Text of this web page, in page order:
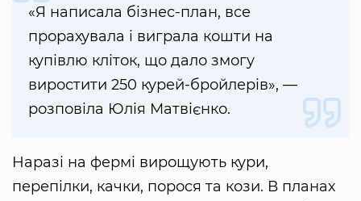
«Я написала бізнес-план, все
прорахувала і виграла кошти на
купівлю кліток, що дало змогу
виростити 250 курей-бройлерів», —
розповіла Юлія Матвієнко.
Наразі на фермі вирощують кури,
перепілки, качки, порося та кози. В планах